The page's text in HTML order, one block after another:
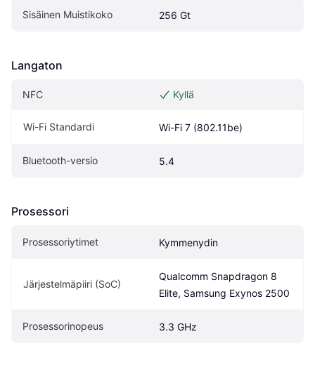
Sisäinen Muistikoko 256 Gt
Langaton
NFC Kyllä
Wi-Fi Standardi Wi-Fi 7 (802.11be)
Bluetooth-versio 5.4
Prosessori
Prosessoriytimet Kymmenydin
Järjestelmäpiiri (SoC)
Qualcomm Snapdragon 8
Elite, Samsung Exynos 2500
Prosessorinopeus 3.3 GHz